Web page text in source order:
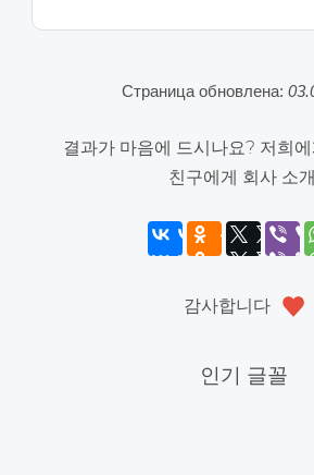
Страница обновлена:
결과가 마음에 드시나요? 저희
친구에게 회사 소
감사합니다
인기 글꼴